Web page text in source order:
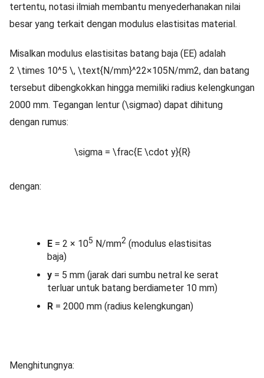
tertentu, notasi ilmiah membantu menyederhanakan nilai
besar yang terkait dengan modulus elastisitas material.
Misalkan modulus elastisitas batang baja (EE) adalah
2 \times 10^5 \, \text{N/mm}^22×105N/mm2, dan batang
tersebut dibengkokkan hingga memiliki radius kelengkungan
2000 mm. Tegangan lentur (\sigmaσ) dapat dihitung
dengan rumus:
\sigma = \frac{E \cdot y}{R}
dengan:
E = 2 × 105 N/mm2 (modulus elastisitas
baja)
y = 5 mm (jarak dari sumbu netral ke serat
terluar untuk batang berdiameter 10 mm)
R = 2000 mm (radius kelengkungan)
Menghitungnya: